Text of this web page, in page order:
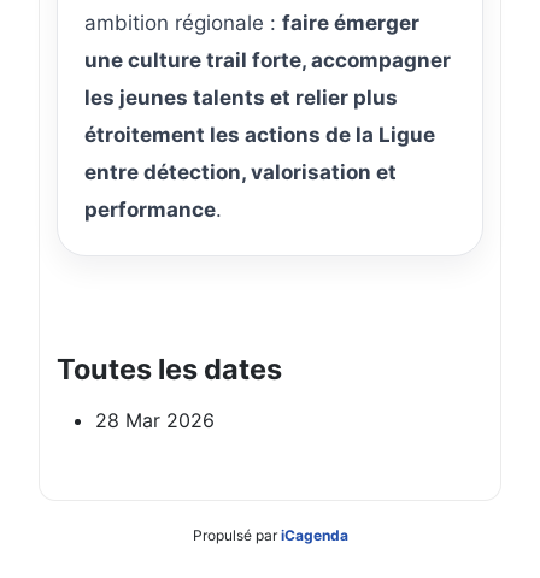
ambition régionale : faire émerger
une culture trail forte, accompagner
les jeunes talents et relier plus
étroitement les actions de la Ligue
entre détection, valorisation et
performance.
Toutes les dates
28 Mar 2026
Propulsé pariCagenda